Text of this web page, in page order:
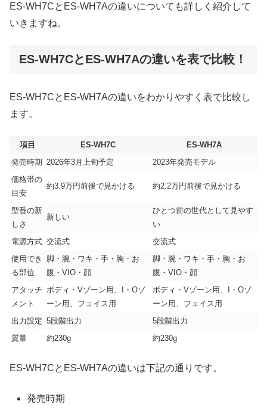
ES-WH7CとES-WH7Aの違いについても詳しく紹介して
いきますね。
ES-WH7CとES-WH7Aの違いを表で比較！
ES-WH7CとES-WH7Aの違いをわかりやすく表で比較し
ます。
項目 ES-WH7C
ES-WH7A
発売時期 2026年3月上旬予定
2023年発売モデル
価格帯の
目安
約3.9万円前後で見かける 約2.2万円前後で見かける
型番の新
しさ
新しい
ひとつ前の世代として見やす
い
電源方式 交流式
交流式
使用でき
る部位
脚・腕・ワキ・手・胸・お
腹・VIO・顔
脚・腕・ワキ・手・胸・お
腹・VIO・顔
アタッチ
メント
ボディ・Vゾーン用、I・Oゾ
ーン用、フェイス用
ボディ・Vゾーン用、I・Oゾ
ーン用、フェイス用
出力設定 5段階出力
5段階出力
質量
約230g 約230g
ES-WH7CとES-WH7Aの違いは下記の通りです。
発売時期